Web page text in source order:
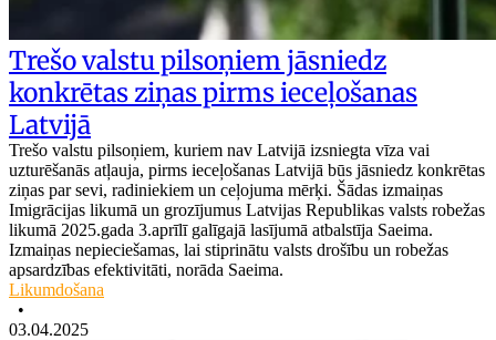
Trešo valstu pilsoņiem jāsniedz
konkrētas ziņas pirms ieceļošanas
Latvijā
Trešo valstu pilsoņiem, kuriem nav Latvijā izsniegta vīza vai
uzturēšanās atļauja, pirms ieceļošanas Latvijā būs jāsniedz konkrētas
ziņas par sevi, radiniekiem un ceļojuma mērķi. Šādas izmaiņas
Imigrācijas likumā un grozījumus Latvijas Republikas valsts robežas
likumā 2025.gada 3.aprīlī galīgajā lasījumā atbalstīja Saeima.
Izmaiņas nepieciešamas, lai stiprinātu valsts drošību un robežas
apsardzības efektivitāti, norāda Saeima.
Likumdošana
•
03.04.2025